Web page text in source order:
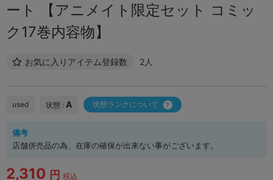
ート 【アニメイト限定セット コミッ
ク17巻内容物】
お気に入りアイテム登録数 2人
used 状態 : A 状態ランクについて
備考
店舗併売品の為、在庫の確保が出来ない事がございます。
2,310 円 税込